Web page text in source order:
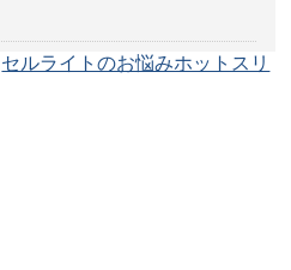
セルライトのお悩みホットスリ